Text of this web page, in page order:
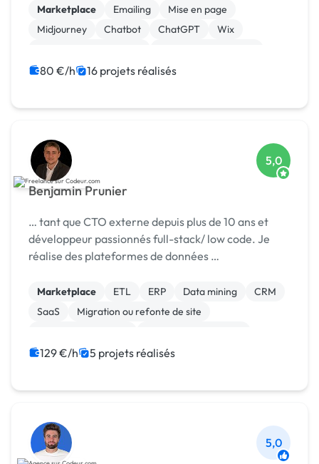
Marketplace Emailing
Mise en page
Midjourney
Chatbot ChatGPT
Wix
CMS
80 €/h 16 projets réalisés
Benjamin Prunier
5,0
… tant que CTO externe depuis plus de 10 ans et
développeur passionnés full-stack/ low code. Je
réalise des plateformes de données …
Marketplace ETL ERP Data mining
CRM
SaaS
Migration ou refonte de site
Site E-commerce
129 €/h 5 projets réalisés
5,0